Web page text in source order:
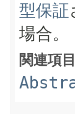
型保証
場合。
関連項